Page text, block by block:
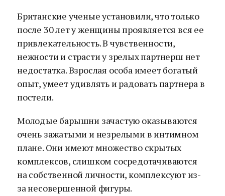
Британские ученые установили, что только
после 30 лет у женщины проявляется вся ее
привлекательность. В чувственности,
нежности и страсти у зрелых партнерш нет
недостатка. Взрослая особа имеет богатый
опыт, умеет удивлять и радовать партнера в
постели.
Молодые барышни зачастую оказываются
очень зажатыми и незрелыми в интимном
плане. Они имеют множество скрытых
комплексов, слишком сосредотачиваются
на собственной личности, комплексуют из-
за несовершенной фигуры.